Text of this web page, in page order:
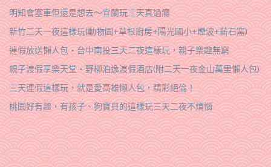
明知會塞車但還是想去～宜蘭玩三天真過癮
新竹二天一夜這樣玩(動物園+草根廚房+陽光國小+煙波+薪石窯)
連假放送懶人包‧台中南投三天二夜這樣玩，親子樂趣無窮
親子渡假享樂天堂‧野柳泊逸渡假酒店(附二天一夜金山萬里懶人包)
三天連假這樣玩，就是愛高雄懶人包，精彩絕倫！
桃園好有趣，有孩子、狗寶貝的這樣玩三天二夜不煩惱